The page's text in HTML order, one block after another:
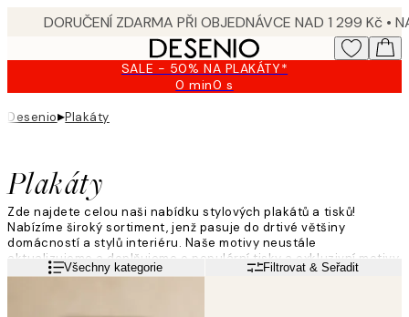
SALE - 50% NA PLAKÁTY*
0 min0 s
Platné
Desenio▸Plakáty
Plakáty
Zde najdete celou naši nabídku stylových plakátů a tisků!
Nabízíme široký sortiment, jenž pasuje do drtivé většiny
domácností a stylů interiéru. Naše motivy neustále
aktualizujeme a doplňujeme o populární tisky a exkluzivní motivy,
abyste jakožto zákazníci vždy mohli najít něco, co sedne právě
Přečtěte si víceVšechny kategorie Filtrovat & Seřadit